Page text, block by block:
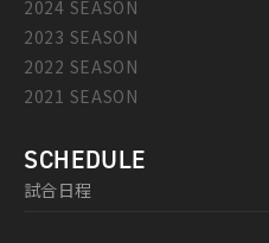
2024 SEASON
2023 SEASON
2022 SEASON
2021 SEASON
SCHEDULE
試合日程